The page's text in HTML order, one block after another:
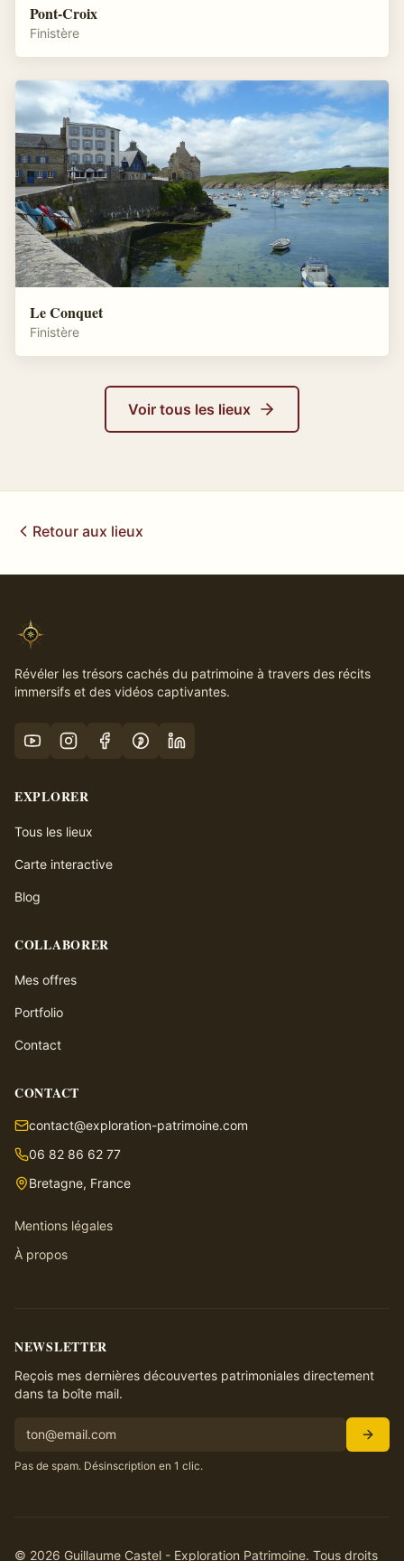
Pont-Croix
Finistère
Le Conquet
Finistère
Voir tous les lieux
Retour aux lieux
Révéler les trésors cachés du patrimoine à travers des récits
immersifs et des vidéos captivantes.
EXPLORER
Tous les lieux
Carte interactive
Blog
COLLABORER
Mes offres
Portfolio
Contact
CONTACT
contact@exploration-patrimoine.com
06 82 86 62 77
Bretagne, France
Mentions légales
À propos
NEWSLETTER
Reçois mes dernières découvertes patrimoniales directement
dans ta boîte mail.
Pas de spam. Désinscription en 1 clic.
© 2026 Guillaume Castel - Exploration Patrimoine. Tous droits